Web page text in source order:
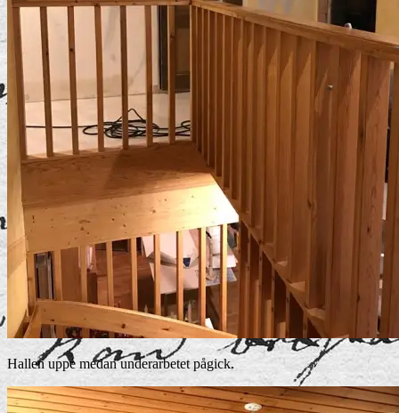
Hallen uppe medan underarbetet pågick.